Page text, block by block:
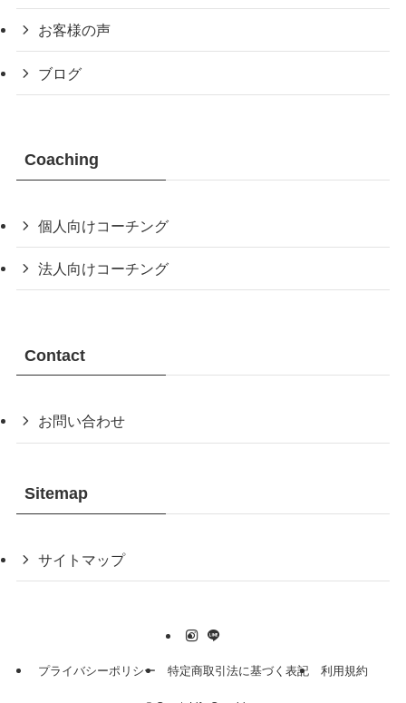
お客様の声
ブログ
Coaching
個人向けコーチング
法人向けコーチング
Contact
お問い合わせ
Sitemap
サイトマップ
プライバシーポリシー 特定商取引法に基づく表記 利用規約